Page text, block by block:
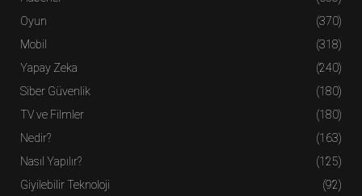
Oyun
(370)
Mobil
(318)
Yapay Zeka
(240)
Siber Güvenlik
(180)
TV ve Filmler
(180)
Nedir?
(163)
Nasıl Yapılır?
(125)
Giyilebilir Teknoloji
(92)